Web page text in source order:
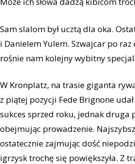
Sam slalom był ucztą dla oka.
i Danielem Yulem. Szwajcar po
rośnie nam kolejny wybitny
W Kronplatz, na trasie giganta
z piątej pozycji Fede Brignone
sukces sprzed roku, jednak druga
obejmując prowadzenie.
ostatecznie zajmując dość
igrzysk trochę się powiększyła. Z